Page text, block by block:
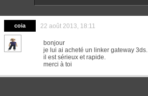
coia 22 août 2013, 18:11
bonjour
je lui ai acheté un linker gateway 3ds.
il est sérieux et rapide.
merci à toi